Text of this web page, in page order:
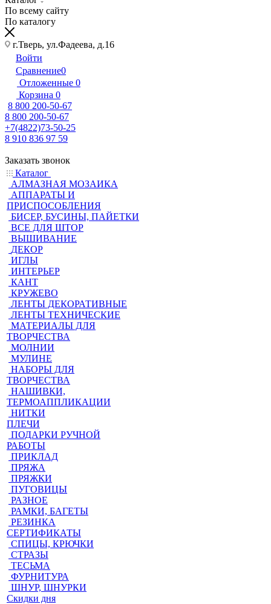
По всему сайту
По каталогу
г.Тверь, ул.Фадеева, д.16
Войти
Сравнение0
Отложенные 0
Корзина 0
8 800 200-50-67
8 800 200-50-67
+7(4822)73-50-25
8 910 836 97 59
Заказать звонок
Каталог
АЛМАЗНАЯ МОЗАИКА
АППАРАТЫ И
ПРИСПОСОБЛЕНИЯ
БИСЕР, БУСИНЫ, ПАЙЕТКИ
ВСЕ ДЛЯ ШТОР
ВЫШИВАНИЕ
ДЕКОР
ИГЛЫ
ИНТЕРЬЕР
КАНТ
КРУЖЕВО
ЛЕНТЫ ДЕКОРАТИВНЫЕ
ЛЕНТЫ ТЕХНИЧЕСКИЕ
МАТЕРИАЛЫ ДЛЯ
ТВОРЧЕСТВА
МОЛНИИ
МУЛИНЕ
НАБОРЫ ДЛЯ
ТВОРЧЕСТВА
НАШИВКИ,
ТЕРМОАППЛИКАЦИИ
НИТКИ
ПЛЕЧИ
ПОДАРКИ РУЧНОЙ
РАБОТЫ
ПРИКЛАД
ПРЯЖА
ПРЯЖКИ
ПУГОВИЦЫ
РАЗНОЕ
РАМКИ, БАГЕТЫ
РЕЗИНКА
СЕРТИФИКАТЫ
СПИЦЫ, КРЮЧКИ
СТРАЗЫ
ТЕСЬМА
ФУРНИТУРА
ШНУР, ШНУРКИ
Скидки дня